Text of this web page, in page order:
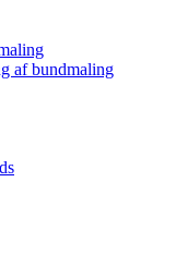
af bundmaling